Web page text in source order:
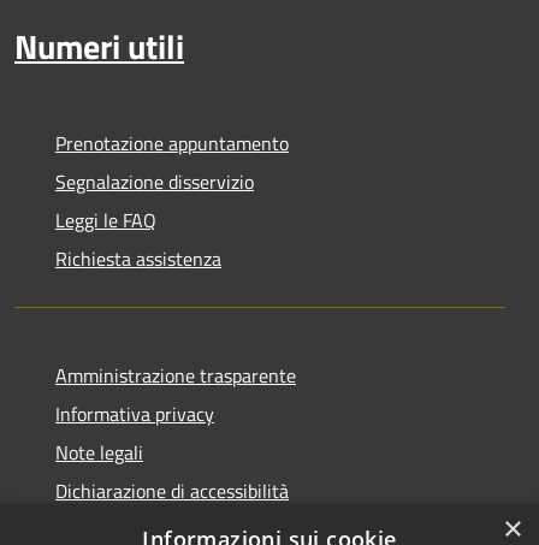
Numeri utili
Prenotazione appuntamento
Segnalazione disservizio
Leggi le FAQ
Richiesta assistenza
Amministrazione trasparente
Informativa privacy
Note legali
Dichiarazione di accessibilità
Whistleblowing
×
Informazioni sui cookie